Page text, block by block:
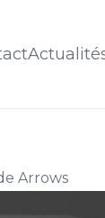
Arrows